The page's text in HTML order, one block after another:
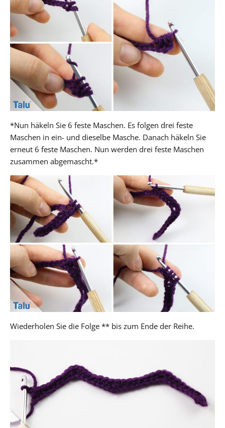
*Nun häkeln Sie 6 feste Maschen. Es folgen drei feste
Maschen in ein- und dieselbe Masche. Danach häkeln Sie
erneut 6 feste Maschen. Nun werden drei feste Maschen
zusammen abgemascht.*
Wiederholen Sie die Folge ** bis zum Ende der Reihe.